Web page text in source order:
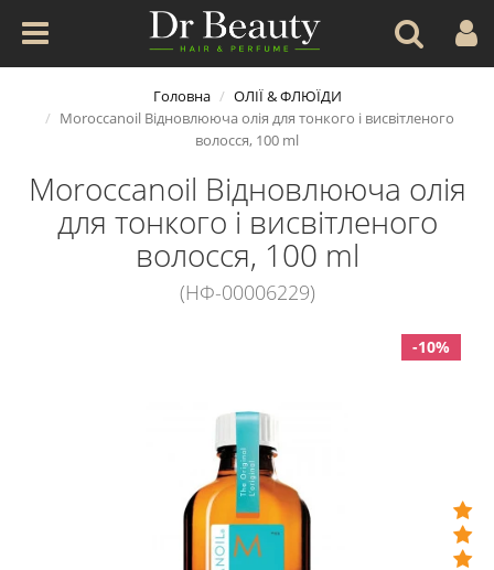
Головна
ОЛІЇ & ФЛЮЇДИ
Moroccanoil Відновлююча олія для тонкого і висвітленого
волосся, 100 ml
Moroccanoil Відновлююча олія
для тонкого і висвітленого
волосся, 100 ml
(НФ-00006229)
-10%